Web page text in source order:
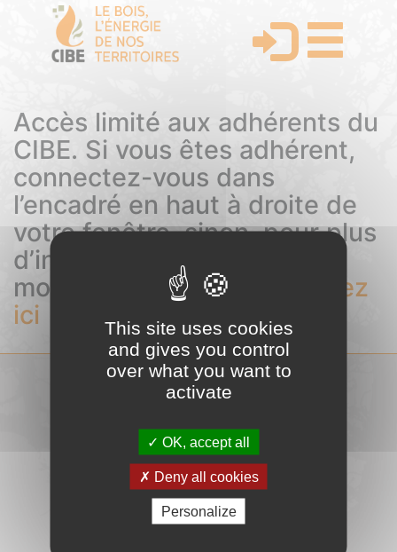
Accès limité aux adhérents du
CIBE. Si vous êtes adhérent,
connectez-vous dans
l’encadré en haut à droite de
votre fenêtre, sinon, pour plus
d’informations sur les
modalités d’adhésion,
cliquez
ici
COMITÉ INTERPROFESSIONNEL
11 Rue Berryer - 75008 PARIS
E-mail :contact@cibe.fr
CONTACT
PLAN DU SITE
ESPACE ADHERENT
This site uses cookies
and gives you control
over what you want to
activate
OK, accept all
Deny all cookies
Personalize